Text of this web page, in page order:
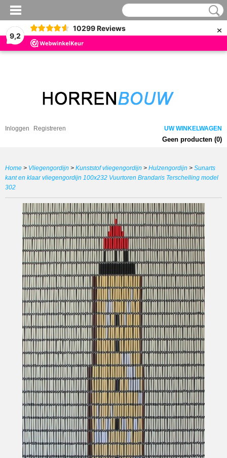
9,2
10299 Reviews ×
Inloggen Registreren UW WINKELWAGEN
Geen producten (0)
Home > Vliegengordijn > Kunststof vliegengordijn > Hulzengordijn > Sunarts
kant en klaar vliegengordijn 100x232 Vuurtoren Brandaris Terschelling model
302